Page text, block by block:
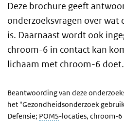
Deze brochure geeft
onderzoeksvragen over
is. Daarnaast wordt ook
chroom-6 in contact kan
lichaam met chroom-6 doet.
Beantwoording van deze
het "Gezondheidsonderzoek
Defensie; POMS-locaties, chroom-6